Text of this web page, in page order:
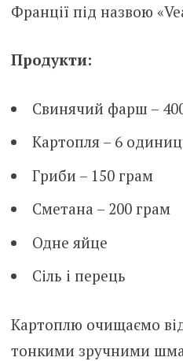
Франції під назвою
Продукти:
Свинячий фарш –
Картопля – 6
Гриби – 150 грам
Сметана – 200 грам
Одне яйце
Сіль і перець
Картоплю очищаємо
тонкими зручними